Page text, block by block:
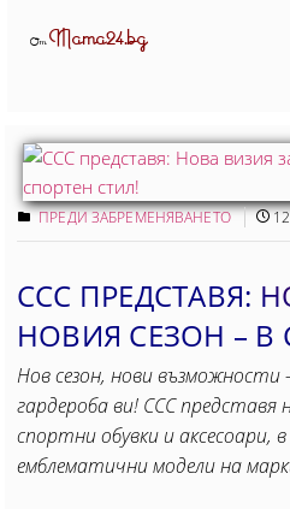
ОтMama24.bg
ПРЕДИ ЗАБРЕМЕНЯВАНЕТО
CCC ПРЕДСТАВЯ:
НОВИЯ СЕЗОН – В
Нов сезон, нови възможности
гардероба ви! CCC представя
спортни обувки и
емблематични модели на